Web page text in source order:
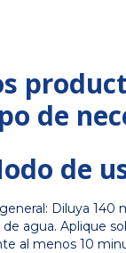
de
de
Diluya 140
agua. Aplique
al menos 10